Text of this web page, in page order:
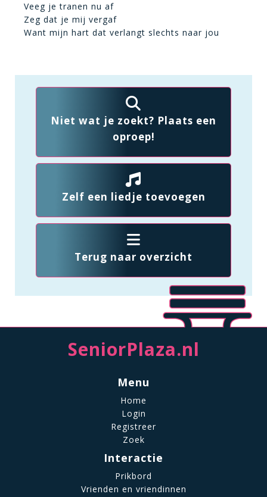
Veeg je tranen nu af
Zeg dat je mij vergaf
Want mijn hart dat verlangt slechts naar jou
Niet wat je zoekt? Plaats een
oproep!
Zelf een liedje toevoegen
Terug naar overzicht
SeniorPlaza.nl
Menu
Home
Login
Registreer
Zoek
Interactie
Prikbord
Vrienden en vriendinnen